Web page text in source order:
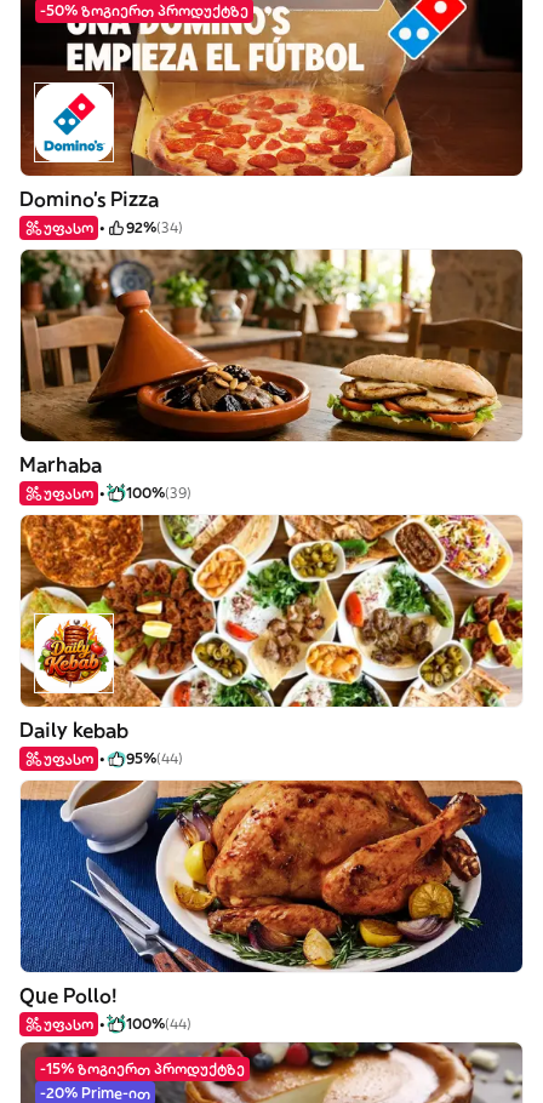
-50% ზოგიერთ პროდუქტზე
Domino's Pizza
უფასო 92%(34)
Marhaba
უფასო 100%(39)
Daily kebab
უფასო 95%(44)
Que Pollo!
უფასო 100%(44)
-15% ზოგიერთ პროდუქტზე
-20% Prime-ით